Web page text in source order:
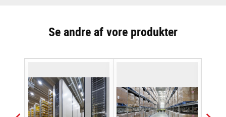
Se andre af vore produkter